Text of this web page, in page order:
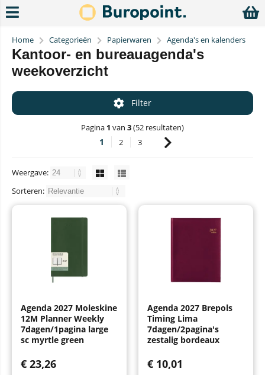
Home Categorieën Papierwaren Agenda's en kalenders
Kantoor- en bureauagenda's
weekoverzicht
Filter
Pagina 1 van 3(52 resultaten)
1 2 3
Weergave:
Sorteren:
Agenda 2027 Moleskine
12M Planner Weekly
7dagen/1pagina large
sc myrtle green
€ 23,26
Agenda 2027 Brepols
Timing Lima
7dagen/2pagina's
zestalig bordeaux
€ 10,01